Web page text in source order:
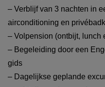
– Verblijf van 3 nachten in
airconditioning en
– Volpension (ontbijt, lunch
– Begeleiding door een
gids
– Dagelijkse geplande